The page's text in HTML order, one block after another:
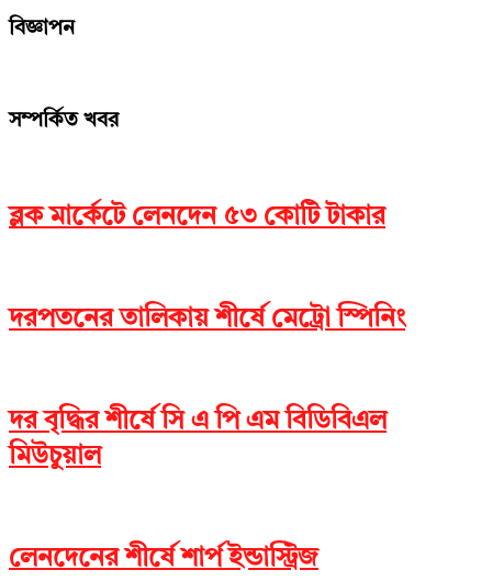
Copy
বিজ্ঞাপন
সম্পর্কিত খবর
ব্লক মার্কেটে লেনদেন ৫৩ কোটি টাকার
দরপতনের তালিকায় শীর্ষে মেট্রো স্পিনিং
দর বৃদ্ধির শীর্ষে সি এ পি এম বিডিবিএল
মিউচুয়াল
লেনদেনের শীর্ষে শার্প ইন্ডাস্ট্রিজ